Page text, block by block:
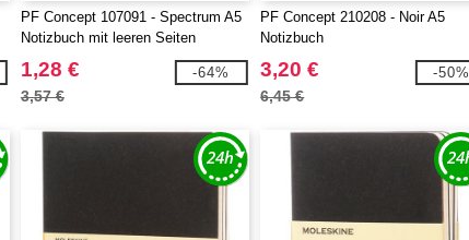
PF Concept 107091 - Spectrum A5
Notizbuch mit leeren Seiten
1,28 €
3,57 €
-64%
PF Concept 210208 - Noir A5
Notizbuch
3,20 €
6,45 €
-50%